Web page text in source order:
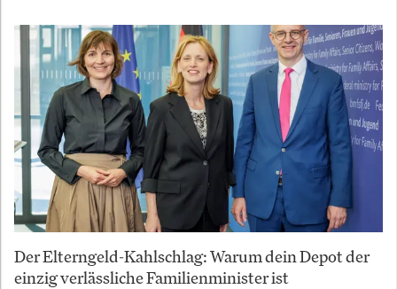
Der Elterngeld-Kahlschlag: Warum dein Depot der
einzig verlässliche Familienminister ist